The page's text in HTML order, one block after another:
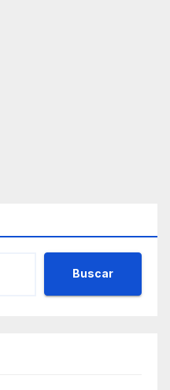
Buscar